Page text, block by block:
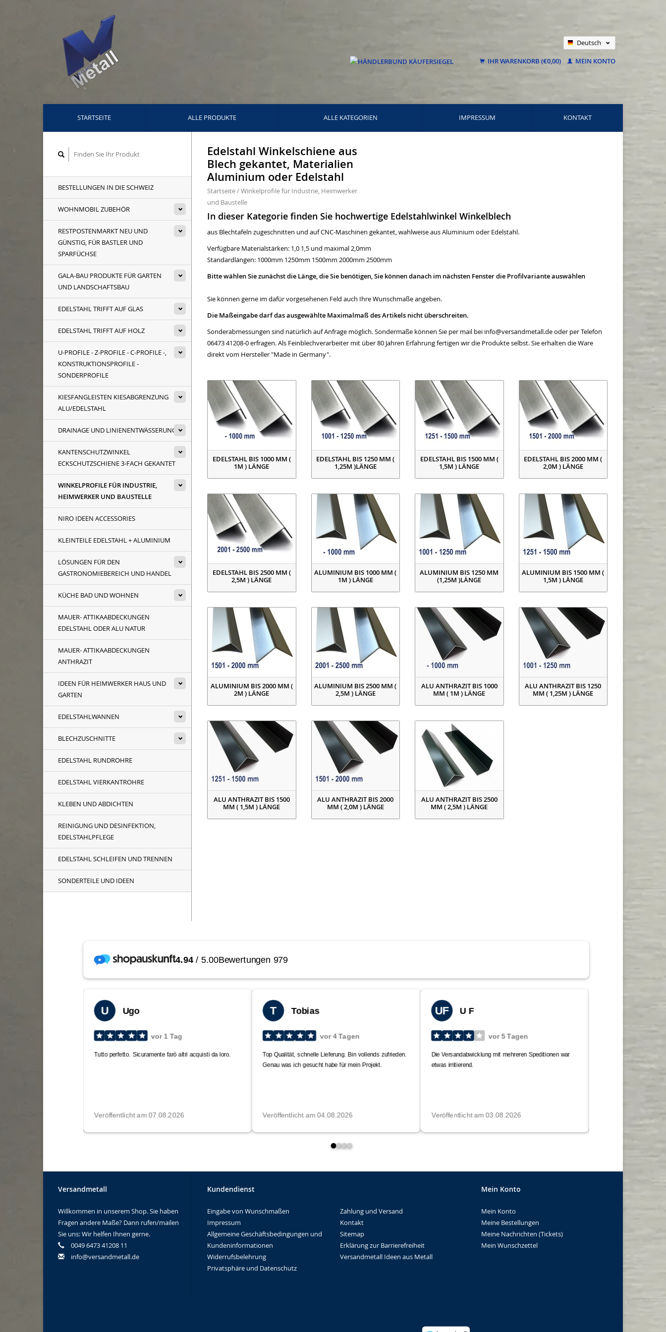
Deutsch
Français
IHR WARENKORB (€0,00) MEIN KONTO
STARTSEITE ALLE PRODUKTE ALLE KATEGORIEN IMPRESSUM KONTAKT
BESTELLUNGEN IN DIE SCHWEIZ
WOHNMOBIL ZUBEHÖR
RESTPOSTENMARKT NEU UND
GÜNSTIG, FÜR BASTLER UND
SPARFÜCHSE
GALA-BAU PRODUKTE FÜR GARTEN
UND LANDSCHAFTSBAU
EDELSTAHL TRIFFT AUF GLAS
EDELSTAHL TRIFFT AUF HOLZ
U-PROFILE - Z-PROFILE - C-PROFILE -,
KONSTRUKTIONSPROFILE -
SONDERPROFILE
KIESFANGLEISTEN KIESABGRENZUNG
ALU/EDELSTAHL
DRAINAGE UND LINIENENTWÄSSERUNG
KANTENSCHUTZWINKEL
ECKSCHUTZSCHIENE 3-FACH GEKANTET
WINKELPROFILE FÜR INDUSTRIE,
HEIMWERKER UND BAUSTELLE
NIRO IDEEN ACCESSORIES
KLEINTEILE EDELSTAHL + ALUMINIUM
LÖSUNGEN FÜR DEN
GASTRONOMIEBEREICH UND HANDEL
KÜCHE BAD UND WOHNEN
MAUER- ATTIKAABDECKUNGEN
EDELSTAHL ODER ALU NATUR
MAUER- ATTIKAABDECKUNGEN
ANTHRAZIT
IDEEN FÜR HEIMWERKER HAUS UND
GARTEN
EDELSTAHLWANNEN
BLECHZUSCHNITTE
EDELSTAHL RUNDROHRE
EDELSTAHL VIERKANTROHRE
KLEBEN UND ABDICHTEN
REINIGUNG UND DESINFEKTION,
EDELSTAHLPFLEGE
EDELSTAHL SCHLEIFEN UND TRENNEN
SONDERTEILE UND IDEEN
Edelstahl Winkelschiene aus
Blech gekantet, Materialien
Aluminium oder Edelstahl
Startseite/Winkelprofile für Industrie, Heimwerker
und Baustelle
In dieser Kategorie finden Sie hochwertige Edelstahlwinkel Winkelblech
aus Blechtafeln zugeschnitten und auf CNC-Maschinen gekantet, wahlweise aus Aluminium oder Edelstahl.
Verfügbare Materialstärken: 1,0 1,5 und maximal 2,0mm
Standardlängen: 1000mm 1250mm 1500mm 2000mm 2500mm
Bitte wählen Sie zunächst die Länge, die Sie benötigen, Sie können danach im nächsten Fenster die Profilvariante auswählen
Sie können gerne im dafür vorgesehenen Feld auch Ihre Wunschmaße angeben.
Die Maßeingabe darf das ausgewählte Maximalmaß des Artikels nicht überschreiten.
Sonderabmessungen sind natürlich auf Anfrage möglich. Sondermaße können Sie per mail bei info@versandmetall.deoder per Telefon
06473 41208-0 erfragen. Als Feinblechverarbeiter mit über 80 Jahren Erfahrung fertigen wir die Produkte selbst. Sie erhalten die Ware
direkt vom Hersteller "Made in Germany".
EDELSTAHL BIS 1000 MM (
1M ) LÄNGE
EDELSTAHL BIS 1250 MM (
1,25M )LÄNGE
EDELSTAHL BIS 1500 MM (
1,5M ) LÄNGE
EDELSTAHL BIS 2000 MM (
2,0M ) LÄNGE
EDELSTAHL BIS 2500 MM (
2,5M ) LÄNGE
ALUMINIUM BIS 1000 MM (
1M ) LÄNGE
ALUMINIUM BIS 1250 MM
(1,25M )LÄNGE
ALUMINIUM BIS 1500 MM (
1,5M ) LÄNGE
ALUMINIUM BIS 2000 MM (
2M ) LÄNGE
ALUMINIUM BIS 2500 MM (
2,5M ) LÄNGE
ALU ANTHRAZIT BIS 1000
MM ( 1M ) LÄNGE
ALU ANTHRAZIT BIS 1250
MM ( 1,25M ) LÄNGE
ALU ANTHRAZIT BIS 1500
MM ( 1,5M ) LÄNGE
ALU ANTHRAZIT BIS 2000
MM ( 2,0M ) LÄNGE
ALU ANTHRAZIT BIS 2500
MM ( 2,5M ) LÄNGE
Versandmetall
Willkommen in unserem Shop. Sie haben
Fragen andere Maße? Dann rufen/mailen
Sie uns: Wir helfen Ihnen gerne.
0049 6473 41208 11
info@versandmetall.de
Kundendienst
Eingabe von Wunschmaßen
Impressum
Allgemeine Geschäftsbedingungen und
Kundeninformationen
Widerrufsbelehrung
Privatsphäre und Datenschutz
Zahlung und Versand
Kontakt
Sitemap
Erklärung zur Barrierefreiheit
Versandmetall Ideen aus Metall
Mein Konto
Mein Konto
Meine Bestellungen
Meine Nachrichten (Tickets)
Mein Wunschzettel